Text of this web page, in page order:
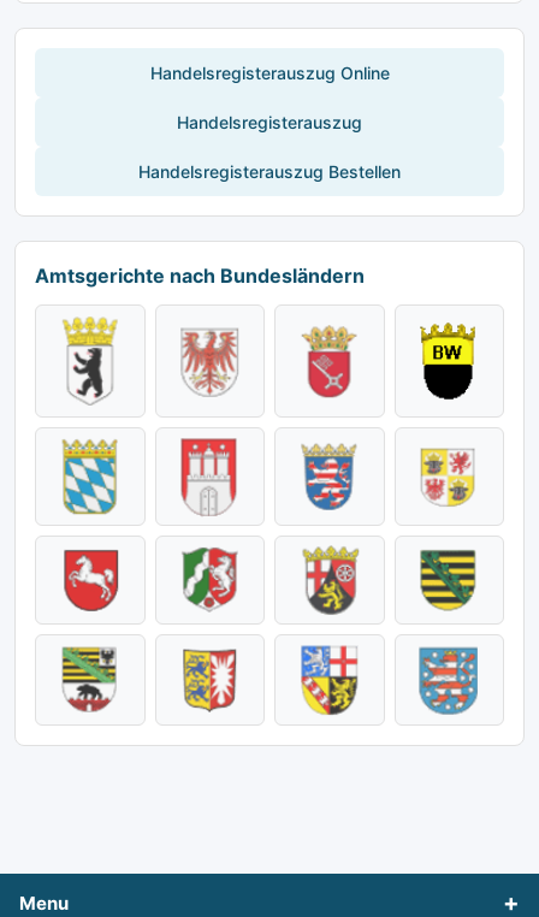
Handelsregisterauszug Online
Handelsregisterauszug
Handelsregisterauszug Bestellen
Amtsgerichte nach Bundesländern
Menu